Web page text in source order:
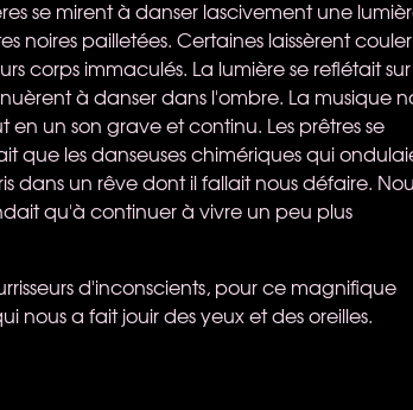
se mirent à danser lascivement une
noires pailletées. Certaines laissèrent
corps immaculés. La lumière se reflétait sur
à danser dans l'ombre. La musique
un son grave et continu. Les prêtres se
que les danseuses chimériques qui
dans un rêve dont il fallait nous défaire.
qu'à continuer à vivre un peu plus
d'inconscients, pour ce magnifique
nous a fait jouir des yeux et des oreilles.